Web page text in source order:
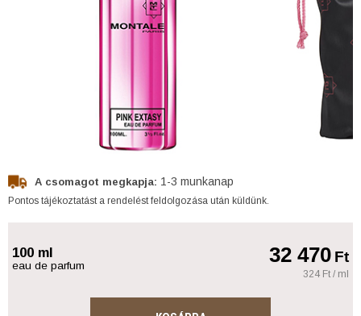
A csomagot megkapja: 1-3 munkanap
Pontos tájékoztatást a rendelést feldolgozása után küldünk.
100 ml
eau de parfum 32 470Ft
324 Ft / ml